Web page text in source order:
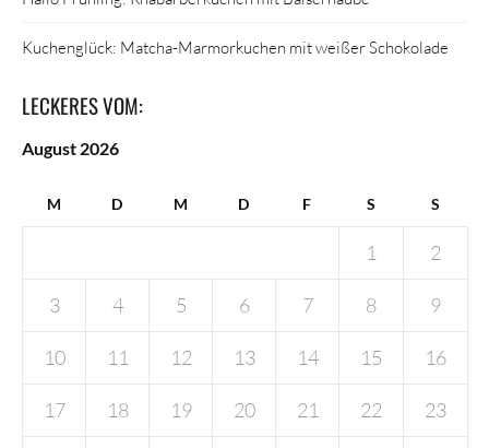
Kuchenglück: Matcha-Marmorkuchen mit weißer Schokolade
LECKERES VOM:
August 2026
M D M D F S S
1 2
3 4 5 6 7 8 9
10 11 12 13 14 15 16
17 18 19 20 21 22 23